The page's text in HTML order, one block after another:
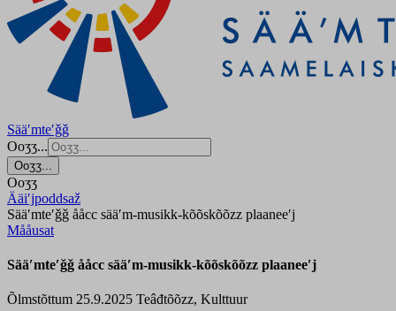
Sääʹmteʹǧǧ
Ooʒʒ...
Ooʒʒ...
Ooʒʒ
Ääiʹjpoddsaž
Sääʹmteʹǧǧ ååcc sääʹm-musikk-kõõskõõzz plaaneeʹj
Mååusat
Sääʹmteʹǧǧ ååcc sääʹm-musikk-kõõskõõzz plaaneeʹj
Õlmstõttum 25.9.2025 Teâđtõõzz, Kulttuur